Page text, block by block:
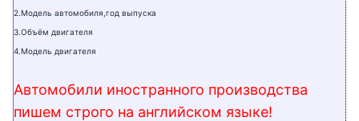
2.Модель автомобиля,год выпуска
3.Объём двигателя
4.Модель двигателя
Автомобили иностранного производства
пишем строго на английском языке!